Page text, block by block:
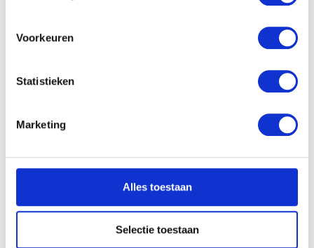
locatie, die tot een paar meter nauwkeurig kan zijn
scannen op specifieke eigenschappen (fingerprinting)
detailgedeeltein.
U kunt uw toestemming op elk moment wijzigen of
We gebruiken cookies om content en advertenties te
personaliseren, om functies voor social media te bieden
en om ons websiteverkeer te analyseren. Ook delen we
informatie over uw gebruik van onze site met onze
partners voor social media, adverteren en analyse. Deze
Voorkeuren
Statistieken
Marketing
Alles toestaan
Selectie toestaan
Vrijwilligers van Aalst, infanterie, Jagers, vaandel
Jules Van Imschoot